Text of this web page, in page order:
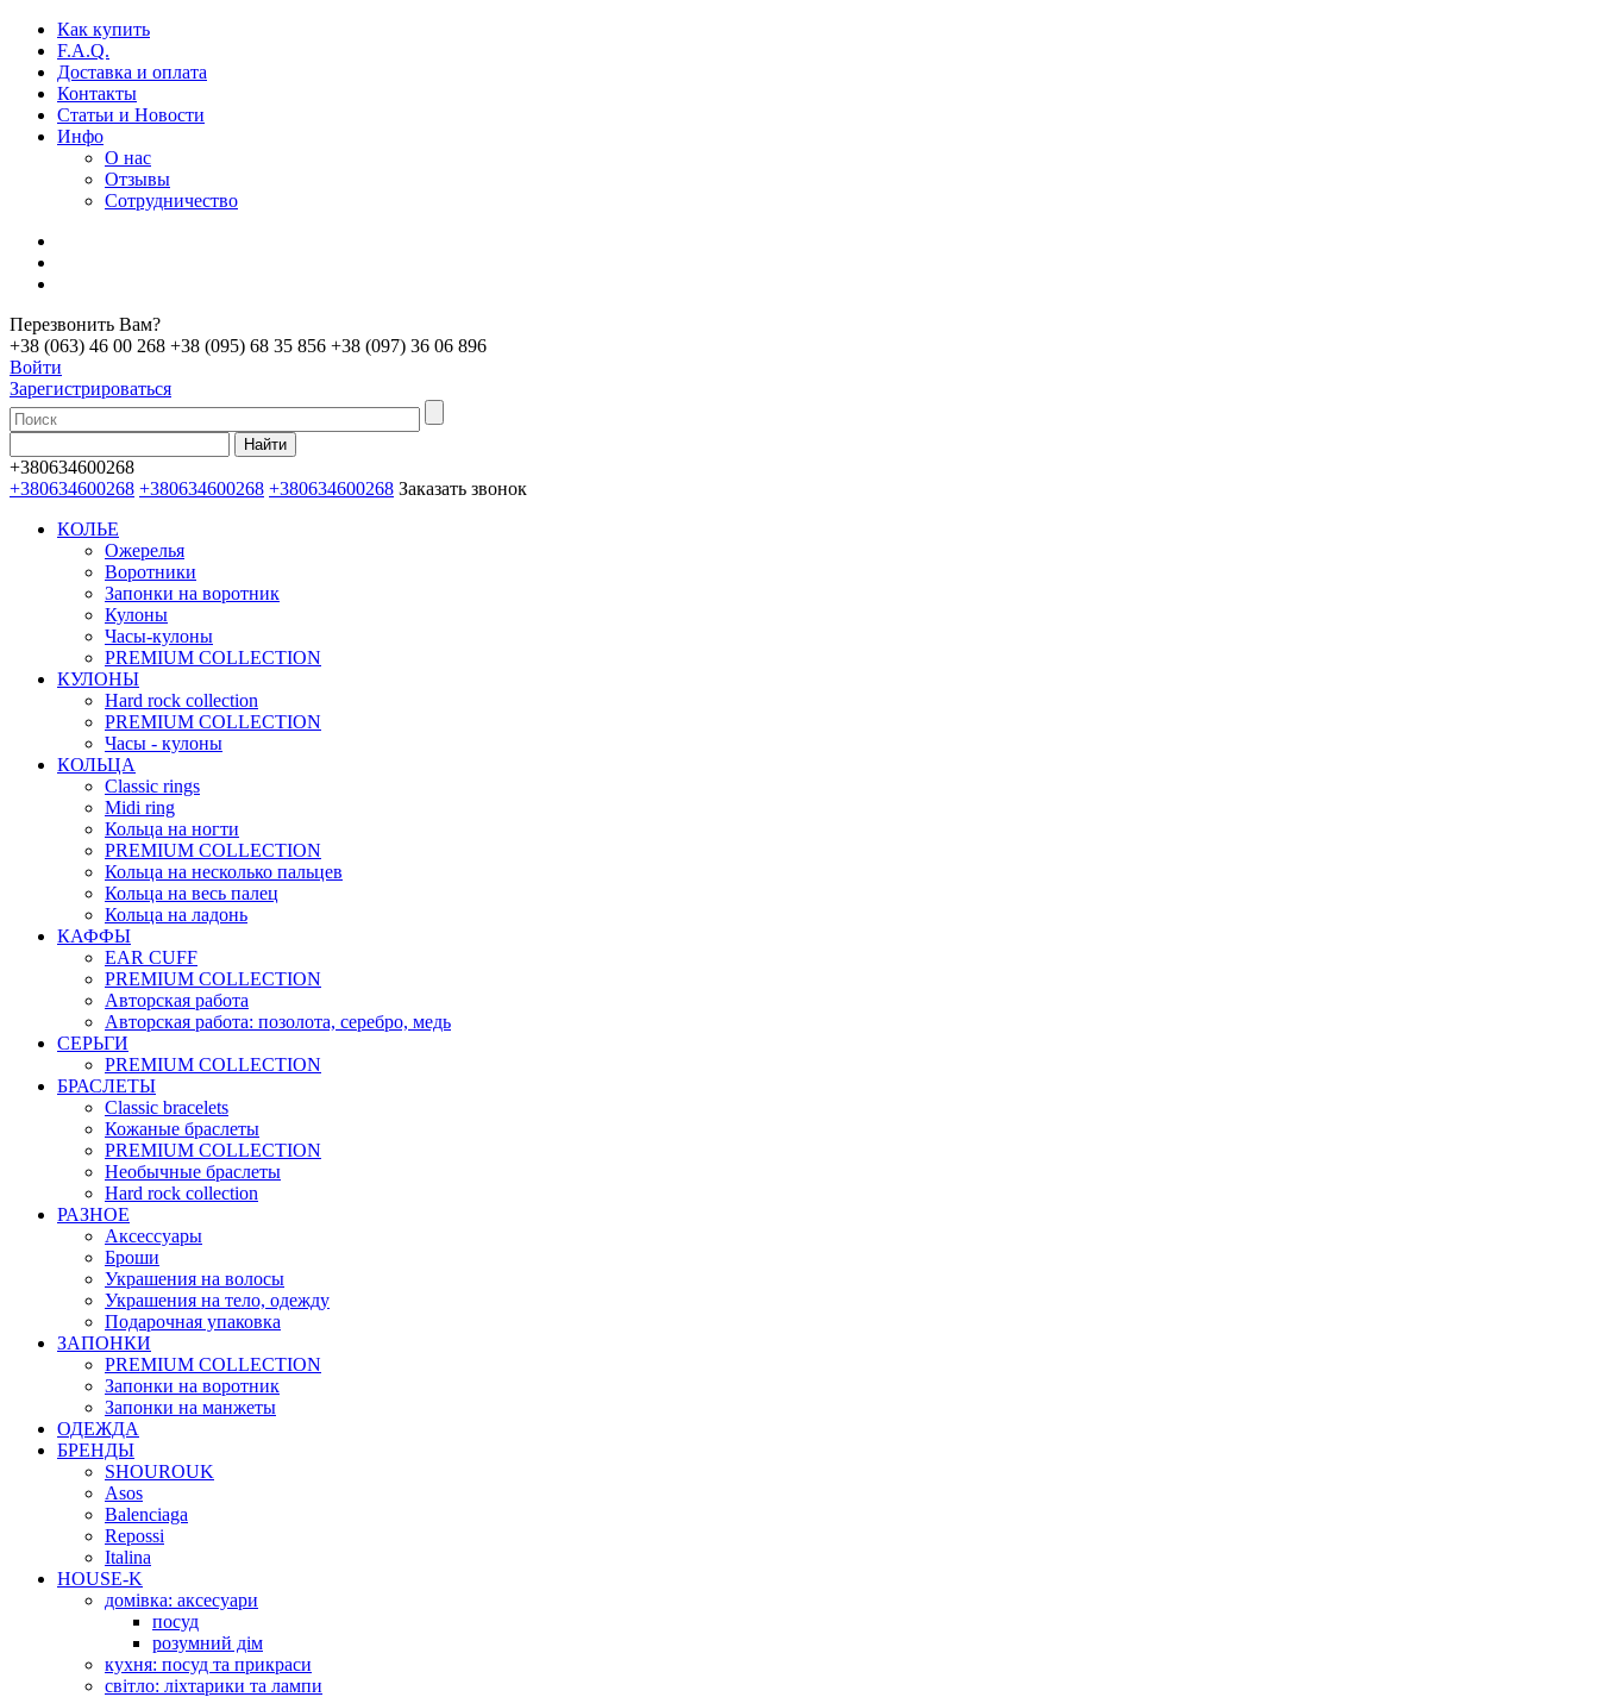
Как купить
F.A.Q.
Доставка и оплата
Контакты
Статьи и Новости
Инфо
О нас
Отзывы
Сотрудничество
Перезвонить Вам?
+38 (063) 46 00 268 +38 (095) 68 35 856 +38 (097) 36 06 896
Войти
Зарегистрироваться
+380634600268
+380634600268 +380634600268 +380634600268 Заказать звонок
КОЛЬЕ
Ожерелья
Воротники
Запонки на воротник
Кулоны
Часы-кулоны
PREMIUM COLLECTION
КУЛОНЫ
Hard rock collection
PREMIUM COLLECTION
Часы - кулоны
КОЛЬЦА
Classic rings
Midi ring
Кольца на ногти
PREMIUM COLLECTION
Кольца на несколько пальцев
Кольца на весь палец
Кольца на ладонь
КАФФЫ
EAR CUFF
PREMIUM COLLECTION
Авторская работа
Авторская работа: позолота, серебро, медь
СЕРЬГИ
PREMIUM COLLECTION
БРАСЛЕТЫ
Classic bracelets
Кожаные браслеты
PREMIUM COLLECTION
Необычные браслеты
Hard rock collection
РАЗНОЕ
Аксессуары
Броши
Украшения на волосы
Украшения на тело, одежду
Подарочная упаковка
ЗАПОНКИ
PREMIUM COLLECTION
Запонки на воротник
Запонки на манжеты
ОДЕЖДА
БРЕНДЫ
SHOUROUK
Asos
Balenciaga
Repossi
Italina
HOUSE-K
домівка: аксесуари
посуд
розумний дім
кухня: посуд та прикраси
світло: ліхтарики та лампи